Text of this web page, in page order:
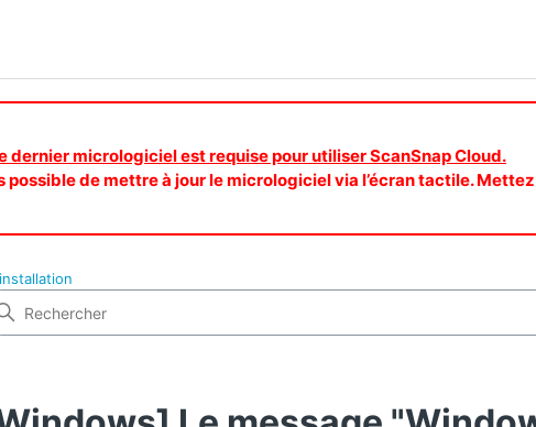
dernier micrologiciel est requise pour utiliser ScanSnap Cloud.
possible de mettre à jour le micrologiciel via l’écran tactile.